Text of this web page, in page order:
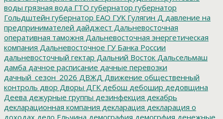
воды грязная вода ГТО губернатор губернатор
Гольдштейн губернатор ЕАО ГУКГулягин Д давление на
предпринимателей дайджест Дальневосточная
оперативная таможня Дальневосточная энергетическая
компания Дальневосточное ГУ Банка России
дальневосточный гектар Дальний Восток Дальсельмаш
дамба дачное расписание дачные перевозки
дачный_сезон_2026 ДВЖД Движение общественный
контроль двор Дворы ДГКдебош дебошир дедовщина
Деева дежурные группы дезинфекция декабрь
декларационная компания декларация декларация о